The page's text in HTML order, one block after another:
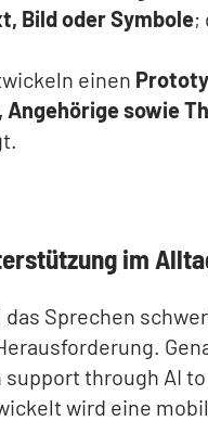
Bild oder Symbole;
einen
sowie
im
Sprechen
through AI
wird eine